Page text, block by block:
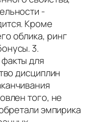
-
Кроме
облика, ринг
3.
для
дисциплин
того, не
эмпирика